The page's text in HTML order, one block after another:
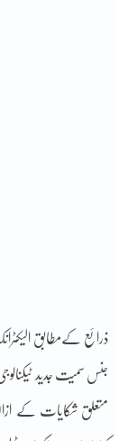
ذرائع کےمطابق
جنس سمیت جدید
متعلق شکایات کے